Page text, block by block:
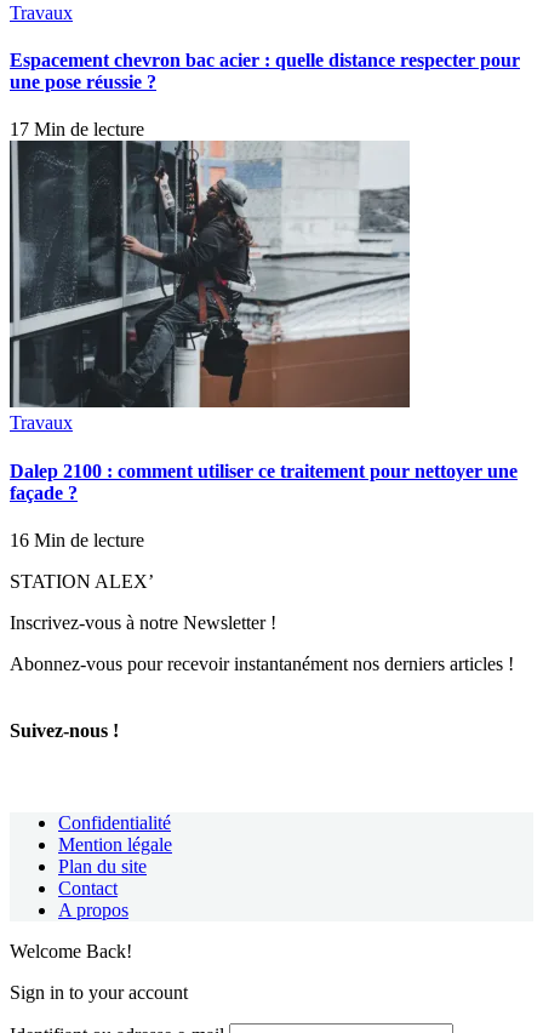
Travaux
Espacement chevron bac acier : quelle distance respecter pour
une pose réussie ?
17 Min de lecture
Travaux
Dalep 2100 : comment utiliser ce traitement pour nettoyer une
façade ?
16 Min de lecture
STATION ALEX’
Inscrivez-vous à notre Newsletter !
Abonnez-vous pour recevoir instantanément nos derniers articles !
Suivez-nous !
Confidentialité
Mention légale
Plan du site
Contact
A propos
Welcome Back!
Sign in to your account